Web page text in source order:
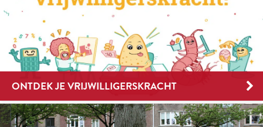
ONTDEK JE VRIJWILLIGERSKRACHT